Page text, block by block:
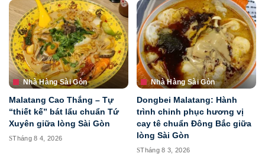
Nhà Hàng Sài Gòn
Malatang Cao Thắng – Tự
“thiết kế” bát lẩu chuẩn Tứ
Xuyên giữa lòng Sài Gòn
Tháng 8 4, 2026
Nhà Hàng Sài Gòn
Dongbei Malatang: Hành
trình chinh phục hương vị
cay tê chuẩn Đông Bắc giữa
lòng Sài Gòn
Tháng 8 3, 2026